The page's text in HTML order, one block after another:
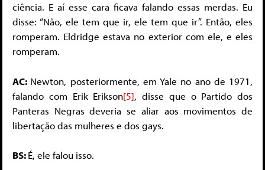
ciência. E aí esse cara ficava falando essas merdas. Eu
disse: “Não, ele tem que ir, ele tem que ir”. Então, eles
romperam. Eldridge estava no exterior com ele, e eles
romperam.
AC: Newton, posteriormente, em Yale no ano de 1971,
falando com Erik Erikson[5], disse que o Partido dos
Panteras Negras deveria se aliar aos movimentos de
libertação das mulheres e dos gays.
BS:É, ele falou isso.